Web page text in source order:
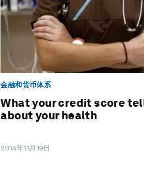
金融和货币体系
What your credit score
about your health
2014年11月19日